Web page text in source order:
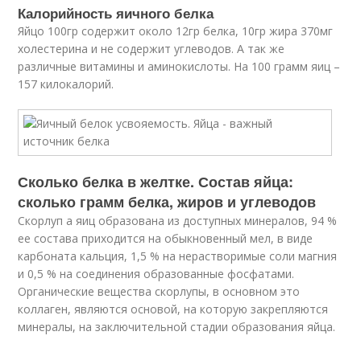
Калорийность яичного белка
Яйцо 100гр содержит около 12гр белка, 10гр жира 370мг
холестерина и не содержит углеводов. А так же
различные витамины и аминокислоты. На 100 грамм яиц –
157 килокалорий.
Сколько белка в желтке. Состав яйца:
сколько грамм белка, жиров и углеводов
Скорлуп а яиц образована из доступных минералов, 94 %
ее состава приходится на обыкновенный мел, в виде
карбоната кальция, 1,5 % на нерастворимые соли магния
и 0,5 % на соединения образованные фосфатами.
Органические вещества скорлупы, в основном это
коллаген, являются основой, на которую закрепляются
минералы, на заключительной стадии образования яйца.